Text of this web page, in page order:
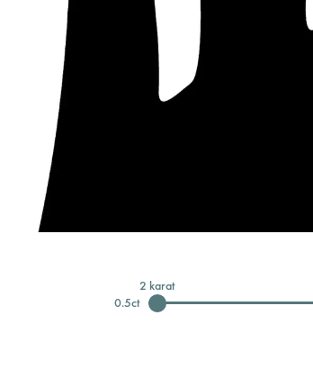
0.5ct
2 karat